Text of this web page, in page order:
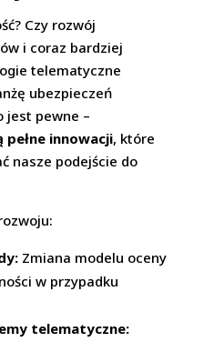
Czy rozwój
i coraz bardziej
telematyczne
ubezpieczeń
jest pewne –
innowacji, które
nasze podejście do
Zmiana modelu oceny
w przypadku
telematyczne: